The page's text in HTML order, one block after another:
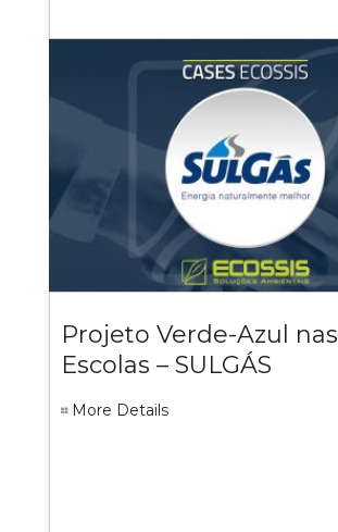
Projeto Verde-Azul nas
Escolas – SULGÁS
More Details